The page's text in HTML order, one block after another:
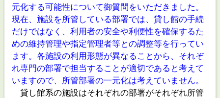
元化する可能性について御質問をいただきました。
現在、施設を所管している部署では、貸し館の手続
だけではなく、利用者の安全や利便性を確保するた
めの維持管理や指定管理者等との調整等を行ってい
ます。各施設の利用形態が異なることから、それぞ
れ専門の部署で担当することが適切であると考えて
いますので、所管部署の一元化は考えていません。
貸し館系の施設はそれぞれの部署がそれぞれ所管